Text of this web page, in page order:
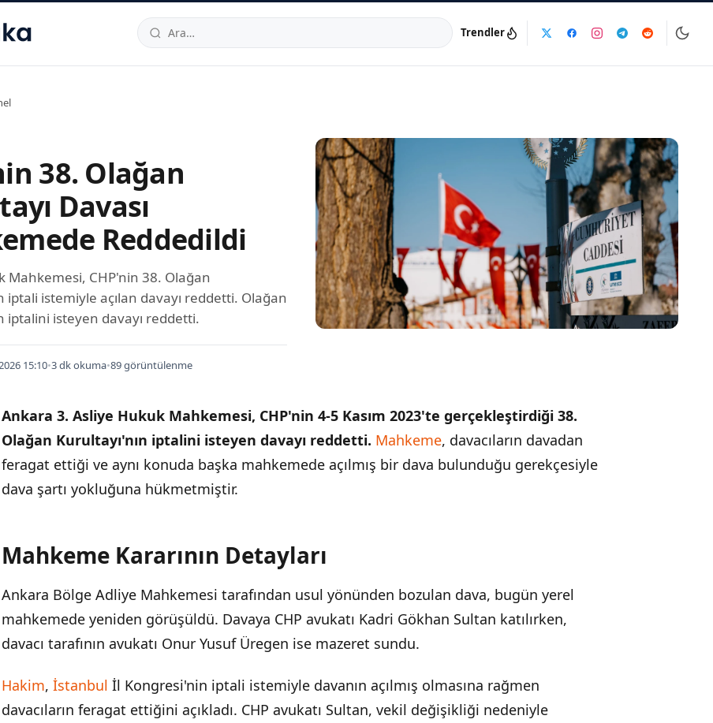
34520TRTelefon:0850 444 30 49E-posta:info@dijinika.net
Trendler
38. Olağan
Davası
Reddedildi
Mahkemesi, CHP'nin 38. Olağan
iptali istemiyle açılan davayı reddetti. Olağan
iptalini isteyen davayı reddetti.
15:10•3 dk okuma•89 görüntülenme
Ankara 3. Asliye Hukuk Mahkemesi, CHP'nin 4-5 Kasım 2023'te gerçekleştirdiği 38.
Olağan Kurultayı'nın iptalini isteyen davayı reddetti. Mahkeme, davacıların davadan
feragat ettiği ve aynı konuda başka mahkemede açılmış bir dava bulunduğu gerekçesiyle
dava şartı yokluğuna hükmetmiştir.
İÇINDEKILER ›
Mahkeme Kararının Detayları
İstanbul İl Kongresi Kararı
Mahkeme Kararının Detayları
Ankara Bölge Adliye Mahkemesi tarafından usul yönünden bozulan dava, bugün yerel
mahkemede yeniden görüşüldü. Davaya CHP avukatı Kadri Gökhan Sultan katılırken,
davacı tarafının avukatı Onur Yusuf Üregen ise mazeret sundu.
Hakim, İstanbul İl Kongresi'nin iptali istemiyle davanın açılmış olmasına rağmen
davacıların feragat ettiğini açıkladı. CHP avukatı Sultan, vekil değişikliği nedeniyle